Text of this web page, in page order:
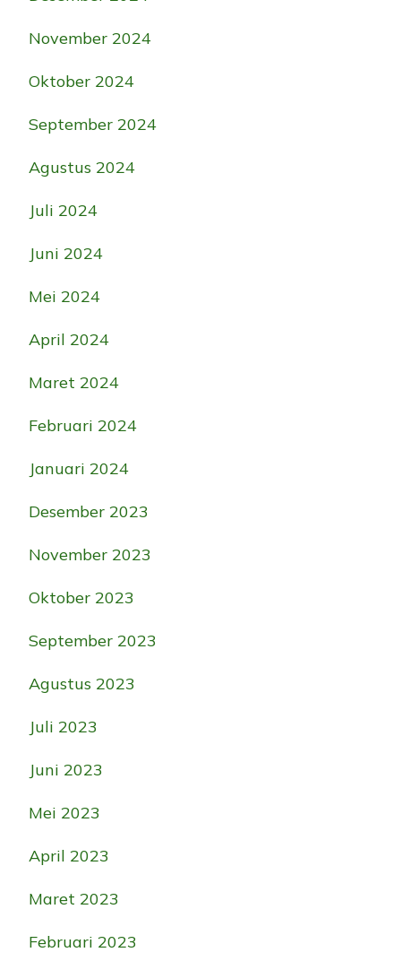
November 2024
Oktober 2024
September 2024
Agustus 2024
Juli 2024
Juni 2024
Mei 2024
April 2024
Maret 2024
Februari 2024
Januari 2024
Desember 2023
November 2023
Oktober 2023
September 2023
Agustus 2023
Juli 2023
Juni 2023
Mei 2023
April 2023
Maret 2023
Februari 2023